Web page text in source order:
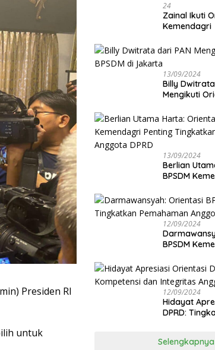
Presiden RI
untuk
24
Zainal Ikuti
Kemendagri
13/09/2024
Billy
Mengikuti
13/09/2024
Berlian
BPSDM
DPRD
12/09/2024
BPSDM
Anggota
12/09/2024
Hidayat
DPRD:
Selengkapnya